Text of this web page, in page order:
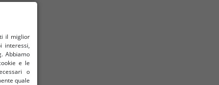
il ​​miglior
interessi,
Abbiamo
e le
o
quale